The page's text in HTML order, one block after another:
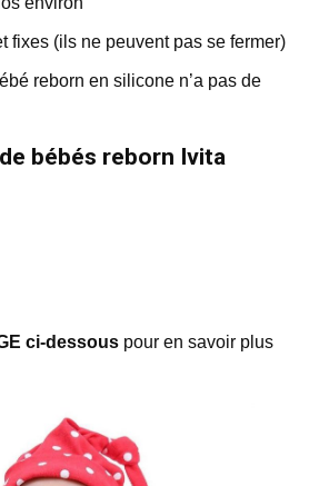
fixes (ils ne peuvent pas se fermer)
reborn en silicone n’a pas de
bébés reborn Ivita
ci-dessous pour en savoir plus